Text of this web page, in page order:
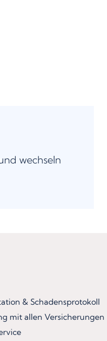
wechseln
& Schadensprotokoll
mit allen Versicherungen